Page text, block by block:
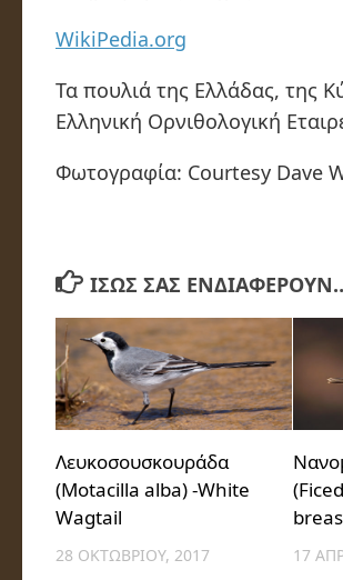
WikiPedia.org
Τα πουλιά της Ελλάδας, της
Ελληνική Ορνιθολογική
Φωτογραφία: Courtesy Dave
ΊΣΩΣ ΣΑΣ
Λευκοσουσκουράδα
(Motacilla alba) -White
Wagtail
28 ΟΚΤΩΒΡΊΟΥ, 2017 17